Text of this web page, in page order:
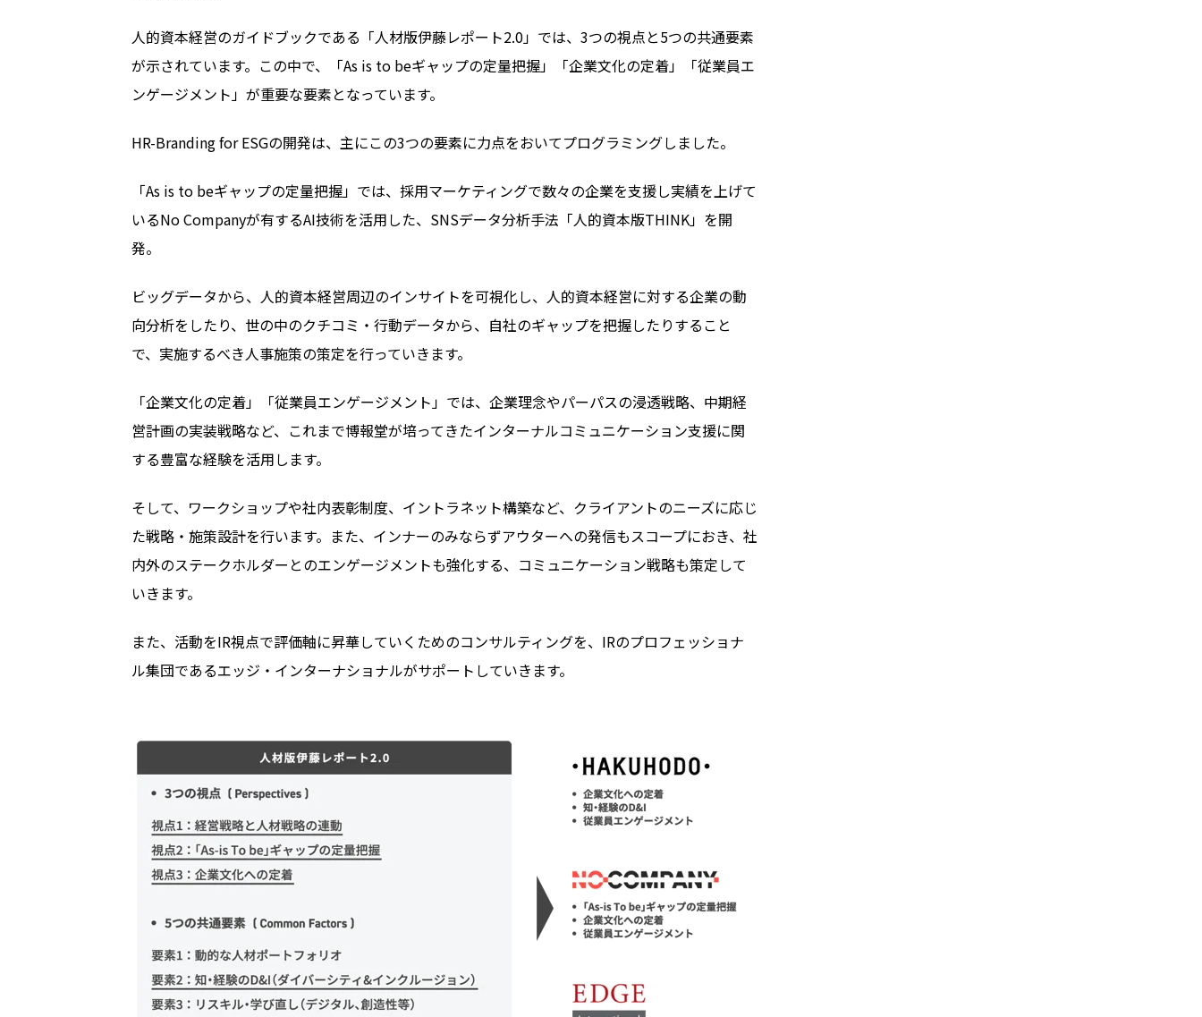
人的資本経営のガイドブックである「人材版伊藤レポート2.0」では、 3つの視点と5つの共通要素
が示されています。この中で、「As is to beギャップの定量把握」「企業文化の定着」「従業員エ
ンゲージメント」が重要な要素となっています。
HR-Branding for ESGの開発は、主にこの3つの要素に力点をおいてプログラミングしました。
「As is to beギャップの定量把握」では、採用マーケティングで数々の企業を支援し実績を上げて
いるNo Companyが有するAI技術を活用した、 SNSデータ分析手法「人的資本版THINK」を開
発。
ビッグデータから、人的資本経営周辺のインサイトを可視化し、人的資本経営に対する企業の動
向分析をしたり、世の中のクチコミ・行動データから、自社のギャップを把握したりすること
で、実施するべき人事施策の策定を行っていきます。
「企業文化の定着」「従業員エンゲージメント」では、企業理念やパーパスの浸透戦略、中期経
営計画の実装戦略など、これまで博報堂が培ってきたインターナルコミュニケーション支援に関
する豊富な経験を活用します。
そして、ワークショップや社内表彰制度、イントラネット構築など、クライアントのニーズに応じ
た戦略・施策設計を行います。また、インナーのみならずアウターへの発信もスコープにおき、社
内外のステークホルダーとのエンゲージメントも強化する、コミュニケーション戦略も策定して
いきます。
また、活動をIR視点で評価軸に昇華していくためのコンサルティングを、 IRのプロフェッショナ
ル集団であるエッジ・インターナショナルがサポートしていきます。